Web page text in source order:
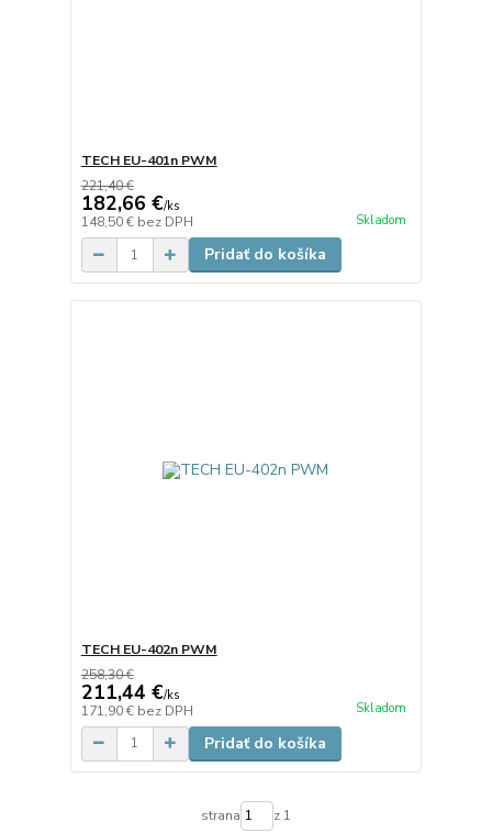
TECH EU-401n PWM
221,40 €
182,66 €/ks
148,50 € bez DPH Skladom
Pridať do košíka
TECH EU-402n PWM
258,30 €
211,44 €/ks
171,90 € bez DPH Skladom
Pridať do košíka
strana z 1